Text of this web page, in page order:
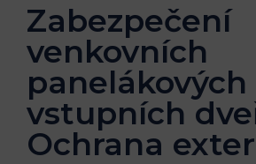
Zabezpečení
venkovních
panelákových
vstupních
Ochrana